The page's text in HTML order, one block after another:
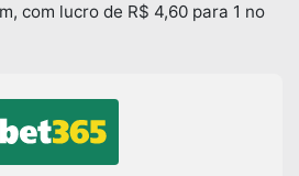
com lucro de R$ 4,60 para 1 no